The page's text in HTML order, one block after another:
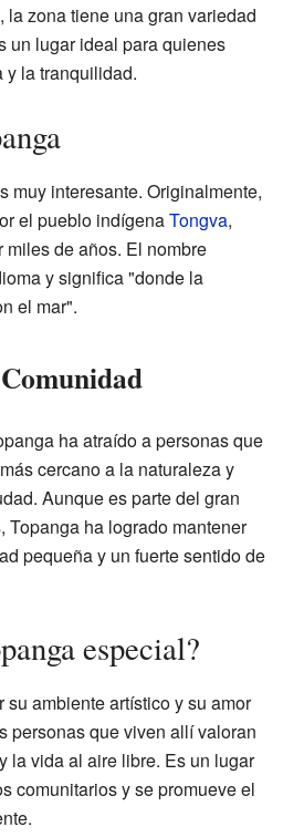
la zona tiene una gran variedad
un lugar ideal para quienes
y la tranquilidad.
muy interesante. Originalmente,
el pueblo indígenaTongva,
de años. El nombre
y significa "donde la
el mar".
ha atraído a personas que
cercano a la naturaleza y
Aunque es parte del gran
, Topanga ha logrado mantener
pequeña y un fuerte sentido de
especial?
ambiente artístico y su amor
personas que viven allí valoran
la vida al aire libre. Es un lugar
comunitarios y se promueve el